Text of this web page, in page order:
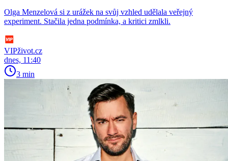
Olga Menzelová si z urážek na svůj vzhled udělala veřejný
experiment. Stačila jedna podmínka, a kritici zmlkli.
VIPživot.cz
dnes, 11:40
3 min